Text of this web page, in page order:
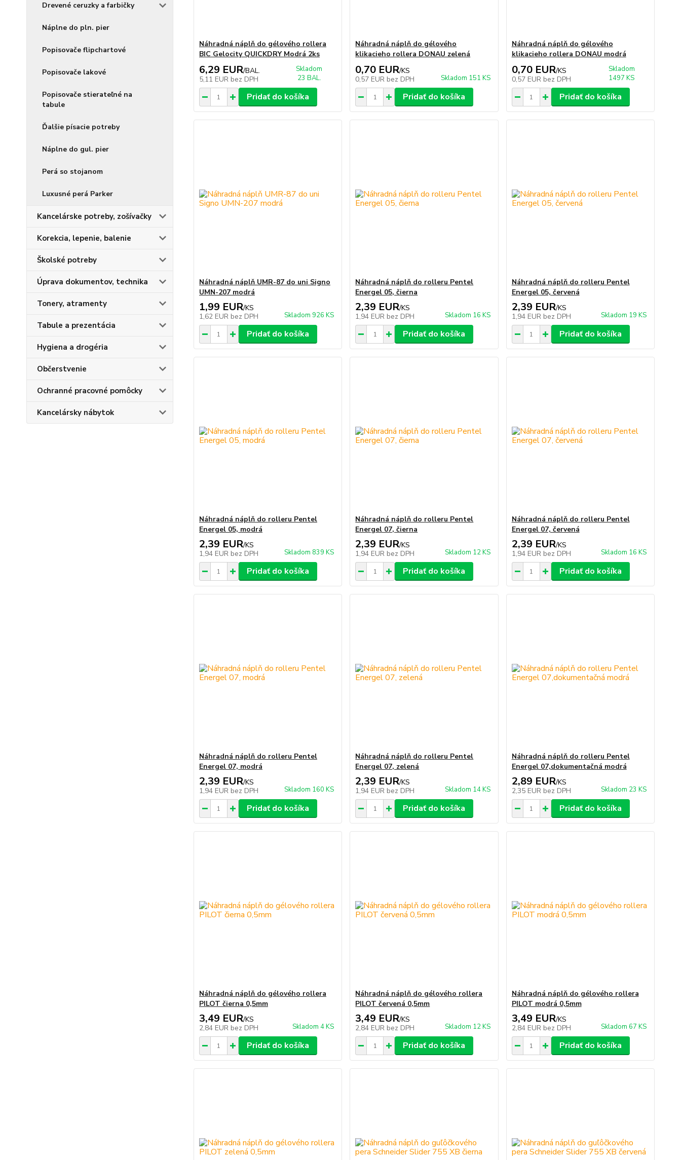
Drevené ceruzky a farbičky
Náplne do pln. pier
Popisovače flipchartové
Popisovače lakové
Popisovače stierateľné na
tabule
Ďalšie písacie potreby
Náplne do gul. pier
Perá so stojanom
Luxusné perá Parker
Kancelárske potreby, zošívačky
Korekcia, lepenie, balenie
Školské potreby
Úprava dokumentov, technika
Tonery, atramenty
Tabule a prezentácia
Hygiena a drogéria
Občerstvenie
Ochranné pracovné pomôcky
Kancelársky nábytok
Náhradná náplň do gélového rollera
BIC Gelocity QUICKDRY Modrá 2ks
6,29 EUR/BAL.
5,11 EUR bez DPH
Skladom
23 BAL.
Pridať do košíka
Náhradná náplň do gélového
klikacieho rollera DONAU zelená
0,70 EUR/KS
0,57 EUR bez DPH Skladom 151 KS
Pridať do košíka
Náhradná náplň do gélového
klikacieho rollera DONAU modrá
0,70 EUR/KS
0,57 EUR bez DPH
Skladom
1497 KS
Pridať do košíka
Náhradná náplň UMR-87 do uni Signo
UMN-207 modrá
1,99 EUR/KS
1,62 EUR bez DPH Skladom 926 KS
Pridať do košíka
Náhradná náplň do rolleru Pentel
Energel 05, čierna
2,39 EUR/KS
1,94 EUR bez DPH Skladom 16 KS
Pridať do košíka
Náhradná náplň do rolleru Pentel
Energel 05, červená
2,39 EUR/KS
1,94 EUR bez DPH Skladom 19 KS
Pridať do košíka
Náhradná náplň do rolleru Pentel
Energel 05, modrá
2,39 EUR/KS
1,94 EUR bez DPH Skladom 839 KS
Pridať do košíka
Náhradná náplň do rolleru Pentel
Energel 07, čierna
2,39 EUR/KS
1,94 EUR bez DPH Skladom 12 KS
Pridať do košíka
Náhradná náplň do rolleru Pentel
Energel 07, červená
2,39 EUR/KS
1,94 EUR bez DPH Skladom 16 KS
Pridať do košíka
Náhradná náplň do rolleru Pentel
Energel 07, modrá
2,39 EUR/KS
1,94 EUR bez DPH Skladom 160 KS
Pridať do košíka
Náhradná náplň do rolleru Pentel
Energel 07, zelená
2,39 EUR/KS
1,94 EUR bez DPH Skladom 14 KS
Pridať do košíka
Náhradná náplň do rolleru Pentel
Energel 07,dokumentačná modrá
2,89 EUR/KS
2,35 EUR bez DPH Skladom 23 KS
Pridať do košíka
Náhradná náplň do gélového rollera
PILOT čierna 0,5mm
3,49 EUR/KS
2,84 EUR bez DPH Skladom 4 KS
Pridať do košíka
Náhradná náplň do gélového rollera
PILOT červená 0,5mm
3,49 EUR/KS
2,84 EUR bez DPH Skladom 12 KS
Pridať do košíka
Náhradná náplň do gélového rollera
PILOT modrá 0,5mm
3,49 EUR/KS
2,84 EUR bez DPH Skladom 67 KS
Pridať do košíka